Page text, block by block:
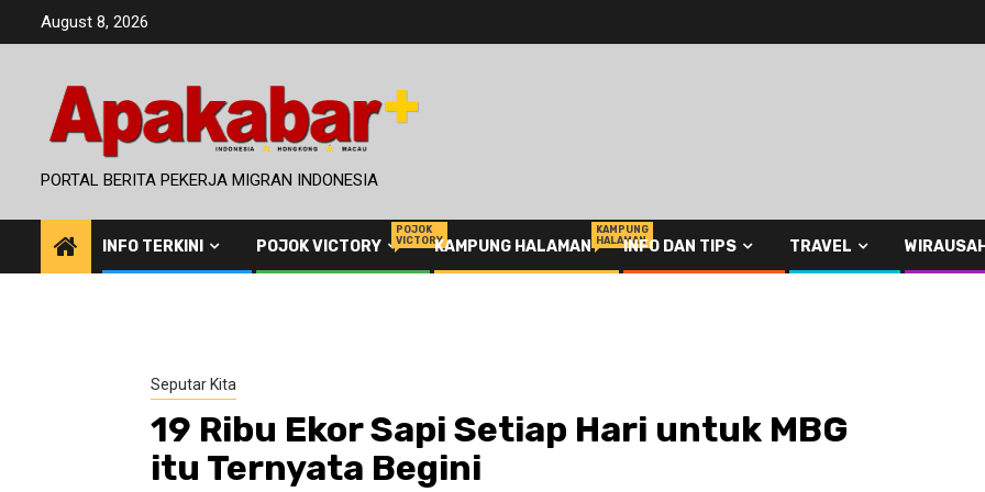
August 8, 2026
PORTAL BERITA PEKERJA MIGRAN INDONESIA
INFO TERKINI POJOK VICTORY
POJOK
VICTORYKAMPUNG HALAMAN
KAMPUNG
HALAMANINFO DAN TIPS TRAVEL
Seputar Kita
19 Ribu Ekor Sapi Setiap Hari untuk MBG
itu Ternyata Begini